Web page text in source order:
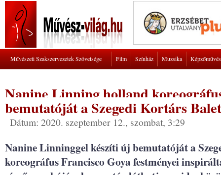
Művészeti Szakszervezetek Szövetsége Film Színház Muzsika
Nanine Linning holland
bemutatóját a Szegedi Kortárs
Dátum: 2020. szeptember 12., szombat, 3:29
Nanine Linninggel készíti új bemutatóját a
koreográfus Francisco Goya festményei